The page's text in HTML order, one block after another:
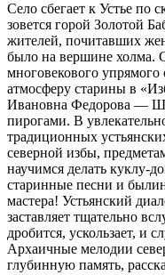
Село сбегает к Устье по
зовется горой Золотой
жителей, почитавших
было на вершине холма.
многовекового
атмосферу старины в
Ивановна Федорова —
пирогами. В
традиционных
северной избы,
научимся делать куклу-
старинные песни и
мастера! Устьянский
заставляет тщательно
дробится, ускользает, и
Архаичные мелодии
глубинную память,